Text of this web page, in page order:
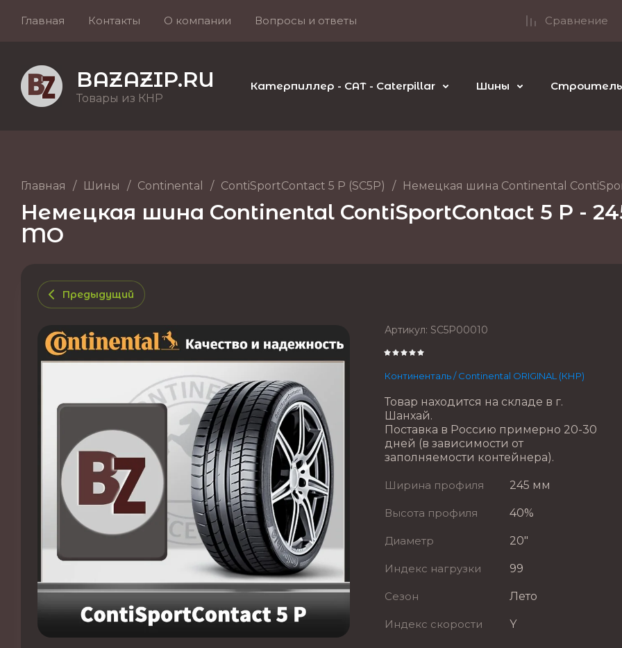
Главная Контакты О компании Вопросы и ответы Сравнение
BAZAZIP.RU
Товары из КНР
Катерпиллер - CAT - Caterpillar Шины
Главная / Шины / Continental / ContiSportContact 5 P (SC5P) / Немецкая шина Continental
Немецкая шина Continental ContiSportContact 5 P -
MO
Предыдущий
Артикул: SC5P00010
Континенталь / Continental ORIGINAL (КНР)
Товар находится на складе в г.
Шанхай.
Поставка в Россию примерно 20-30
дней (в зависимости от
заполняемости контейнера).
Ширина профиля 245 мм
Высота профиля 40%
Диаметр 20"
Индекс нагрузки 99
Сезон Лето
Индекс скорости Y